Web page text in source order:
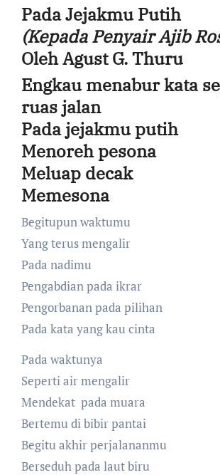
Pada Jejakmu Putih
(Kepada Penyair Ajib
Oleh Agust G. Thuru
Engkau menabur kata
ruas jalan
Pada jejakmu putih
Menoreh pesona
Meluap decak
Memesona
Begitupun waktumu
Yang terus mengalir
Pada nadimu
Pengabdian pada ikrar
Pengorbanan pada pilihan
Pada kata yang kau cinta
Pada waktunya
Seperti air mengalir
Mendekat pada muara
Bertemu di bibir pantai
Begitu akhir perjalananmu
Berseduh pada laut biru